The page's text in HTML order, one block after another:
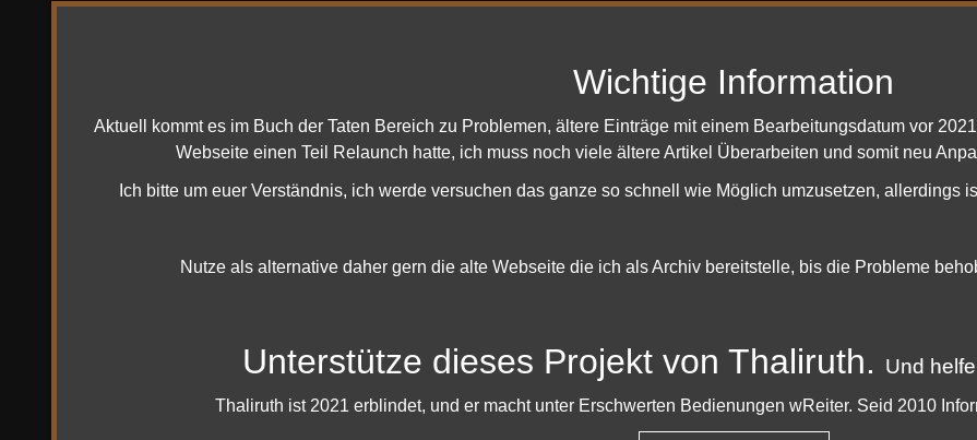
nun unter König Théoden, und die Schlacht an der Hornburg wurde
ÜbersichtskarteWichtige Information
Aktuell kommt es im Buch der Taten Bereich zu Problemen, ältere Einträge mit einem Bearbeitungsdatum vor
Webseite einen Teil Relaunch hatte, ich muss noch viele ältere Artikel Überarbeiten und somit neu
Ich bitte um euer Verständnis, ich werde versuchen das ganze so schnell wie Möglich umzusetzen, allerdings
Nutze als alternative daher gern die alte Webseite die ich als Archiv bereitstelle, bis die Probleme
Unterstütze dieses Projekt von Thaliruth. Und
Thaliruth ist 2021 erblindet, und er macht unter Erschwerten Bedienungen wReiter. Seid 2010